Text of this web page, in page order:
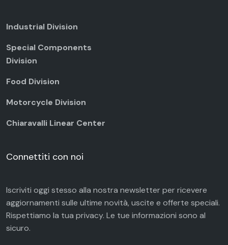
Industrial Division
Special Components
Division
Food Division
Motorcycle Division
Chiaravalli Linear Center
Connettiti con noi
Iscriviti oggi stesso alla nostra newsletter per ricevere
aggiornamenti sulle ultime novità, uscite e offerte speciali.
Rispettiamo la tua privacy. Le tue informazioni sono al
sicuro.